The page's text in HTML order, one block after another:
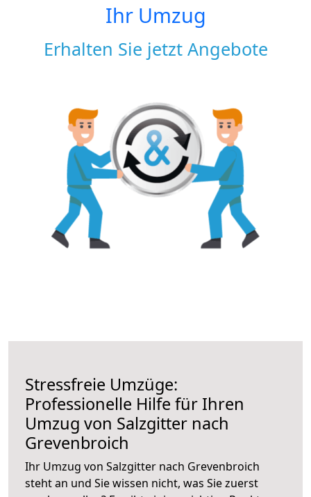
Ihr Umzug
Erhalten Sie jetzt Angebote
Stressfreie Umzüge:
Professionelle Hilfe für Ihren
Umzug von Salzgitter nach
Grevenbroich
Ihr Umzug von Salzgitter nach Grevenbroich
steht an und Sie wissen nicht, was Sie zuerst